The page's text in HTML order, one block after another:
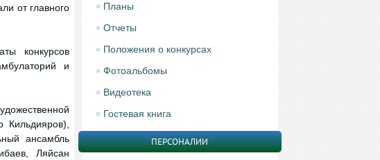
от главного
конкурсов
и
Кильдияров),
ансамбль
Ляйсан
Планы
Отчеты
Положения о конкурсах
Фотоальбомы
Видеотека
Гостевая книга
ПЕРСОНАЛИИ